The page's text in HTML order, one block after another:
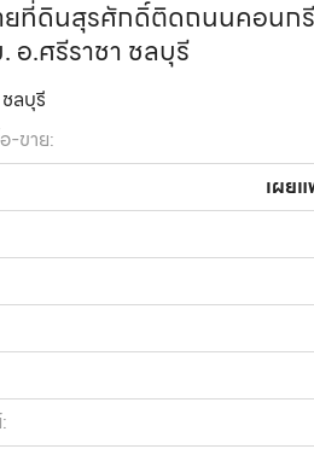
ที่ดินสุรศักดิ์ติดถนนคอนกรี
อ.ศรีราชา ชลบุรี
ชลบุรี
-ขาย:
เผย